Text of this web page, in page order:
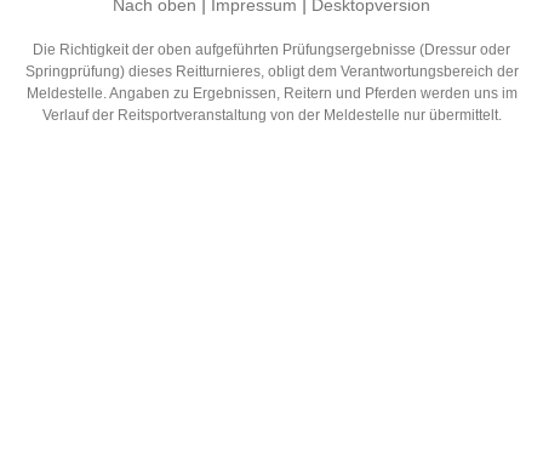
Nach oben Impressum Desktopversion
Die Richtigkeit der oben aufgeführten Prüfungsergebnisse (Dressur oder
Springprüfung) dieses Reitturnieres, obligt dem Verantwortungsbereich der
Meldestelle. Angaben zu Ergebnissen, Reitern und Pferden werden uns im
Verlauf der Reitsportveranstaltung von der Meldestelle nur übermittelt.